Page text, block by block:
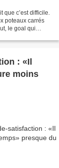
que c’est difficile.
poteaux carrés
le goal qui
: «Il
moins